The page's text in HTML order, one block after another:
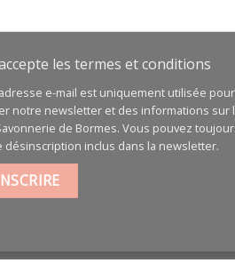
les termes et conditions
e-mail est uniquement utilisée
notre newsletter et des informations sur
de Bormes. Vous pouvez
désinscription inclus dans la newsletter.